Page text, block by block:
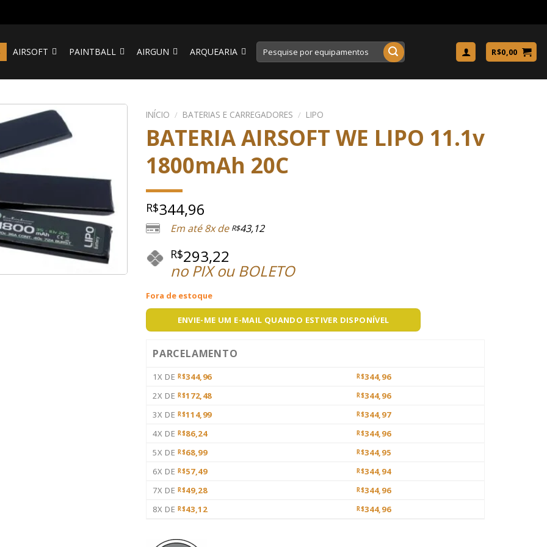
AIRSOFT PAINTBALL AIRGUN ARQUEARIA
Pesquisar
por:
R$0,00
INÍCIO / BATERIAS E CARREGADORES / LIPO
BATERIA AIRSOFT WE LIPO 11.1v
1800mAh 20C
R$344,96
Em até 8x de R$43,12
R$293,22
no PIX ou BOLETO
Fora de estoque
ENVIE-ME UM E-MAIL QUANDO ESTIVER DISPONÍVEL
PARCELAMENTO
1X DE R$344,96 R$344,96
2X DE R$172,48 R$344,96
3X DE R$114,99 R$344,97
4X DE R$86,24 R$344,96
5X DE R$68,99 R$344,95
6X DE R$57,49 R$344,94
7X DE R$49,28 R$344,96
8X DE R$43,12 R$344,96